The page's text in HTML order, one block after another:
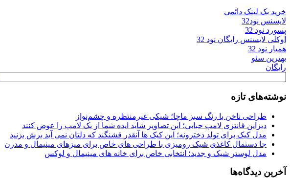
خرید بک لینک دائمی
لایسنس نود32
پسورد نود 32
اوکلی لایسنس رایگان نود 32
همیار نود 32
بهترین سئو
رایگان
نوشته‌های تازه
طراحی ناخن با رنگ سبز ماچا؛ شیکی غیرمنتظره و چشم‌نواز
دیزاین فانتزی لامپ حبابی؛ این تصاویر شاید ایده شما از یک لامپ را عوض کنند
مدل کیک برای تولد دخترونه؛ این کیک ها آنقدر قشنگند که دلتان نمی آید برش بزنید
جا دستمال کاغذی شیک رومیزی با طراحی های خاص برای میزهای مینیمال و مدرن
مدل لوستر شیک و جدید؛ انتخابی خاص برای خانه های مینیمال و لوکس
آخرین دیدگاه‌ها